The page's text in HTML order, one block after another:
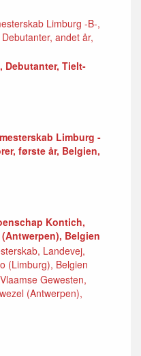
Limburg -B-,
andet år,
Debutanter, Tielt-
Limburg -
første år, Belgien,
Kontich,
Belgien
Landevej,
(Limburg), Belgien
Gewesten,
(Antwerpen),